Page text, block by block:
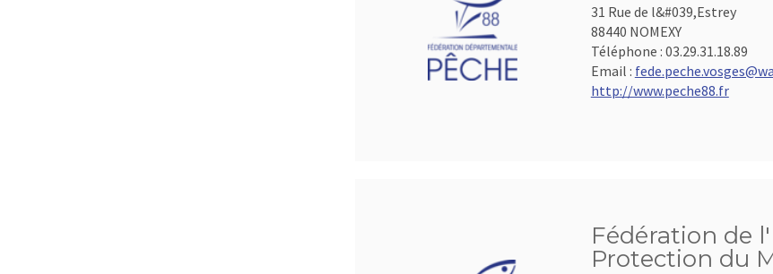
31 Rue de l&#039,Estrey
88440 NOMEXY
Téléphone : 03.29.31.18.89
Email :
http://www.peche88.fr
Fédération de
Protection du